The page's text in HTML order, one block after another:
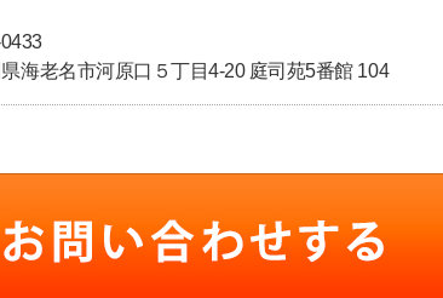
海老名市河原口５丁目4-20 庭司苑5番館 104